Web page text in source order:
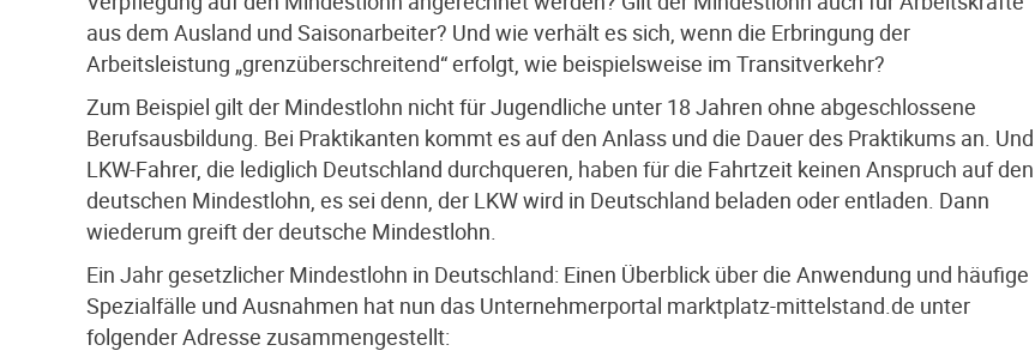
aus dem Ausland und Saisonarbeiter? Und wie verhält es sich, wenn die Erbringung der
Arbeitsleistung „grenzüberschreitend“ erfolgt, wie beispielsweise im Transitverkehr?
Zum Beispiel gilt der Mindestlohn nicht für Jugendliche unter 18 Jahren ohne abgeschlossene
Berufsausbildung. Bei Praktikanten kommt es auf den Anlass und die Dauer des Praktikums an. Und
LKW-Fahrer, die lediglich Deutschland durchqueren, haben für die Fahrtzeit keinen Anspruch auf den
deutschen Mindestlohn, es sei denn, der LKW wird in Deutschland beladen oder entladen. Dann
wiederum greift der deutsche Mindestlohn.
Ein Jahr gesetzlicher Mindestlohn in Deutschland: Einen Überblick über die Anwendung und häufige
Spezialfälle und Ausnahmen hat nun das Unternehmerportal marktplatz-mittelstand.de unter
folgender Adresse zusammengestellt: